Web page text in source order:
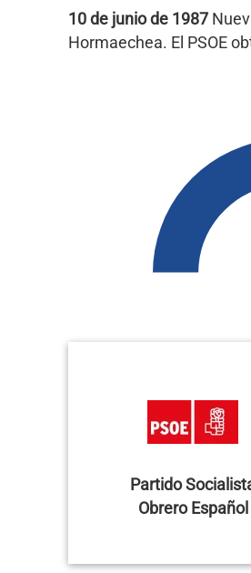
10 de junio de 1987
Hormaechea. El PSOE
Partido
Obrero Español